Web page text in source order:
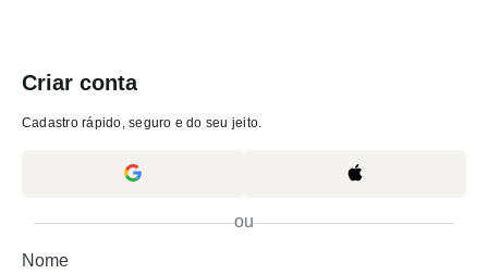
Criar conta
Cadastro rápido, seguro e do seu jeito.
ou
Nome